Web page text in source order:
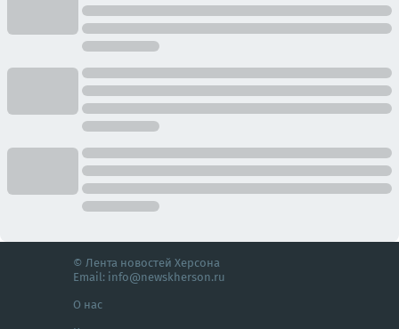
© Лента новостей Херсона
Email: info@newskherson.ru
О нас